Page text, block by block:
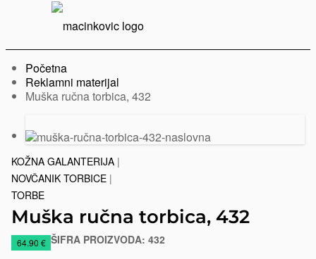
Početna
Reklamni materijal
Trenutno:
Muška ručna torbica, 432
Prethodni
slajd
Sledeći
slajd
KOŽNA GALANTERIJA |
NOVČANIK TORBICE |
TORBE
Muška ručna torbica, 432
https://www.macinkovic.rs/reklamni-
64.90 € ŠIFRA PROIZVODA: 432